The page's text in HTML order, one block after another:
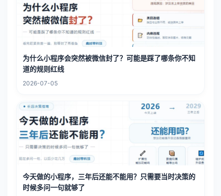
为什么小程序会突然被微信封了？可能是踩了哪条你不知
道的规则红线
2026-07-05
今天做的小程序，三年后还能不能用？只需要当时决策的
时候多问一句就够了